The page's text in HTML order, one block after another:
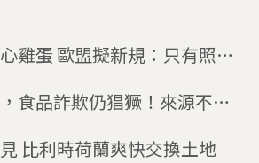
雞蛋 歐盟擬新規：只有照標
食品詐欺仍猖獗！來源不明
比利時荷蘭爽快交換土地